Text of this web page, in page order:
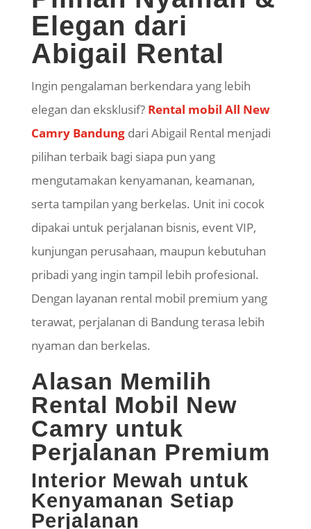
Elegan dari
Abigail Rental
Ingin pengalaman berkendara yang lebih
elegan dan eksklusif? Rental mobil All New
Camry Bandungdari Abigail Rental menjadi
pilihan terbaik bagi siapa pun yang
mengutamakan kenyamanan, keamanan,
serta tampilan yang berkelas. Unit ini cocok
dipakai untuk perjalanan bisnis, event VIP,
kunjungan perusahaan, maupun kebutuhan
pribadi yang ingin tampil lebih profesional.
Dengan layanan rental mobil premium yang
terawat, perjalanan di Bandung terasa lebih
nyaman dan berkelas.
Alasan Memilih
Rental Mobil New
Camry untuk
Perjalanan Premium
Interior Mewah untuk
Kenyamanan Setiap
Perjalanan